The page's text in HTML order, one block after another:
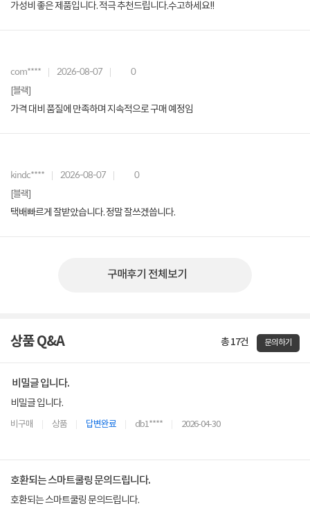
가성비 좋은 제품입니다. 적극 추천드립니다.수고하세요!!
com**** 2026-08-07 0
[블랙]
가격 대비 품질에 만족하며 지속적으로 구매 예정임
kindc**** 2026-08-07 0
[블랙]
택배빠르게 잘받았습니다. 정말 잘쓰겠씁니다.
구매후기 전체보기
상품 Q&A 총 17건 문의하기
비밀글 입니다.
비밀글 입니다.
비구매 상품 답변완료 db1**** 2026-04-30
호환되는 스마트쿨링 문의드립니다.
호환되는 스마트쿨링 문의드립니다.